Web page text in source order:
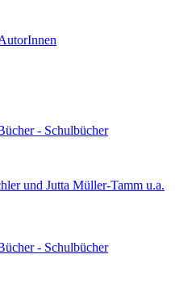
- Schulbücher
und Jutta Müller-Tamm u.a.
- Schulbücher